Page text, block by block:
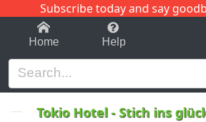
Subscribe today and say
1-9 C
Home Help
Tokio Hotel-Stich ins